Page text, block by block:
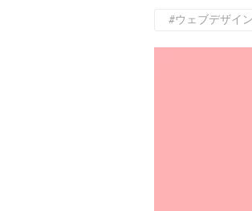
#ウェブデザイン